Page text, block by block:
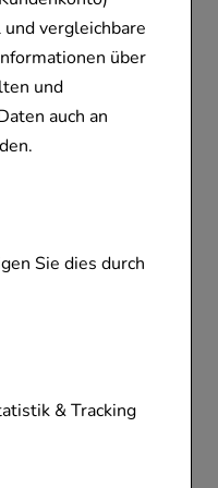
vergleichbare
über
und
auch an
Sie dies durch
unserer
nicht
& Tracking